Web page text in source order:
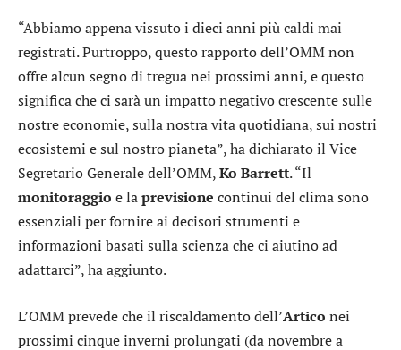
“Abbiamo appena vissuto i dieci anni più caldi mai
registrati. Purtroppo, questo rapporto dell’OMM non
offre alcun segno di tregua nei prossimi anni, e questo
significa che ci sarà un impatto negativo crescente sulle
nostre economie, sulla nostra vita quotidiana, sui nostri
ecosistemi e sul nostro pianeta”, ha dichiarato il Vice
Segretario Generale dell’OMM,Ko Barrett. “Il
monitoraggio e laprevisione continui del clima sono
essenziali per fornire ai decisori strumenti e
informazioni basati sulla scienza che ci aiutino ad
adattarci”, ha aggiunto.
L’OMM prevede che il riscaldamento dell’Artico nei
prossimi cinque inverni prolungati (da novembre a